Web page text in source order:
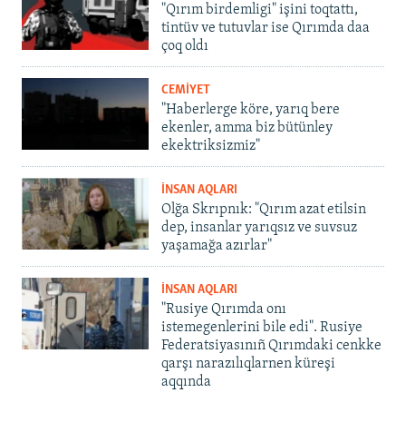
"Qırım birdemligi" işini toqtattı,
tintüv ve tutuvlar ise Qırımda daa
çoq oldı
CEMİYET
"Haberlerge köre, yarıq bere
ekenler, amma biz bütünley
ekektriksizmiz"
İNSAN AQLARI
Olğa Skrıpnık: "Qırım azat etilsin
dep, insanlar yarıqsız ve suvsuz
yaşamağa azırlar"
İNSAN AQLARI
"Rusiye Qırımda onı
istemegenlerini bile edi". Rusiye
Federatsiyasınıñ Qırımdaki cenkke
qarşı narazılıqlarnen küreşi
aqqında